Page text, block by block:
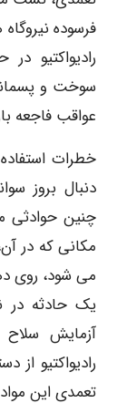
فرسوده
رادیواکتیو
سوخت و
عواقب فاجعه
خطرات
دنبال بروز
چنین حوادثی
مکانی که در
می شود، روی
یک حادثه در
آزمایش
رادیواکتیو
تعمدی این